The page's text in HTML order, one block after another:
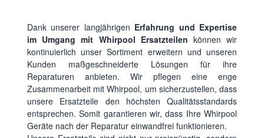
Dank unserer langjährigen Erfahrung und Expertise
im Umgang mit Whirpool Ersatzteilen können wir
kontinuierlich unser Sortiment erweitern und unseren
Kunden maßgeschneiderte Lösungen für ihre
Reparaturen anbieten. Wir pflegen eine enge
Zusammenarbeit mit Whirpool, um sicherzustellen, dass
unsere Ersatzteile den höchsten Qualitätsstandards
entsprechen. Somit garantieren wir, dass Ihre Whirpool
Geräte nach der Reparatur einwandfrei funktionieren.